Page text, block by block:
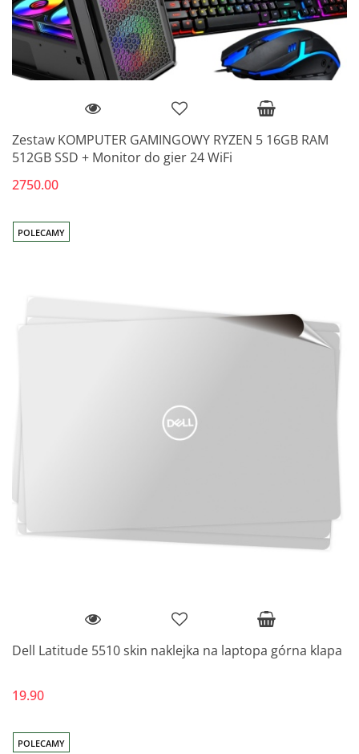
Zestaw KOMPUTER GAMINGOWY RYZEN 5 16GB RAM
512GB SSD + Monitor do gier 24 WiFi
2750.00
POLECAMY
Dell Latitude 5510 skin naklejka na laptopa górna klapa
19.90
POLECAMY